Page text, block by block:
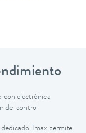
con electrónica
del control
Tmax permite